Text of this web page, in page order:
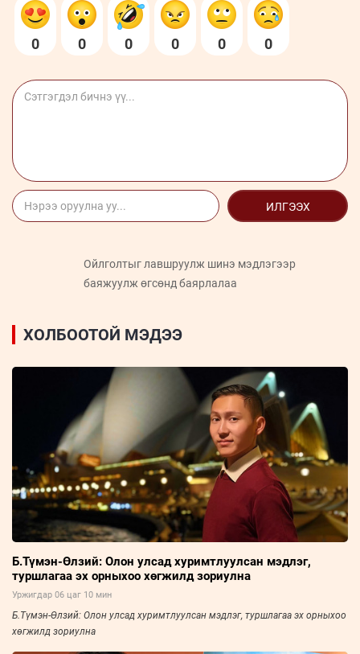
0 0 0 0 0 0
ИЛГЭЭХ
Ойлголтыг лавшруулж шинэ мэдлэгээр
баяжуулж өгсөнд баярлалаа
ХОЛБООТОЙ МЭДЭЭ
Б.Түмэн-Өлзий: Олон улсад хуримтлуулсан мэдлэг,
туршлагаа эх орныхоо хөгжилд зориулна
Уржигдар 06 цаг 10 мин
Б.Түмэн-Өлзий: Олон улсад хуримтлуулсан мэдлэг, туршлагаа эх орныхоо
хөгжилд зориулна